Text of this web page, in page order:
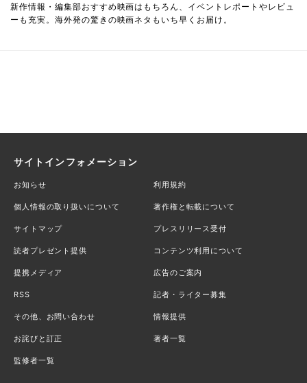
新作情報・編集部おすすめ映画はもちろん、イベントレポートやレビュ
ーも充実。海外発の驚きの映画ネタもいち早くお届け。
サイトインフォメーション
お知らせ 利用規約
個人情報の取り扱いについて 著作権と転載について
サイトマップ プレスリリース受付
読者プレゼント提供 コンテンツ利用について
提携メディア 広告のご案内
RSS 記者・ライター募集
その他、お問い合わせ 情報提供
お詫びと訂正 著者一覧
監修者一覧